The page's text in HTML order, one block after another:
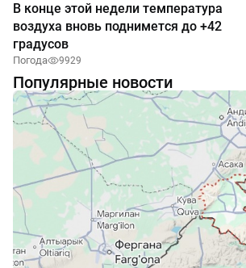
В конце этой недели температура
воздуха вновь поднимется до +42
градусов
Погода 9929
Популярные новости